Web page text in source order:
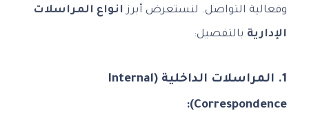
وفعالية التواصل. لنستعرض أبرز انواع المراسلات
الإدارية بالتفصيل:
1. المراسلات الداخلية (Internal
Correspondence):